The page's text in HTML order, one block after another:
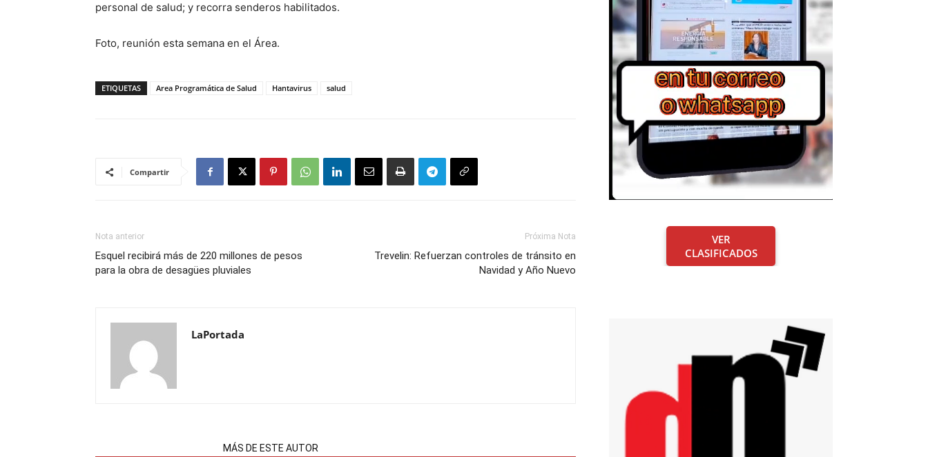
personal de salud; y recorra senderos habilitados.
Foto, reunión esta semana en el Área.
ETIQUETAS Area Programática de Salud Hantavirus salud
Compartir
Nota anterior
Esquel recibirá más de 220 millones de pesos
para la obra de desagües pluviales
Próxima Nota
Trevelin: Refuerzan controles de tránsito en
Navidad y Año Nuevo
LaPortada
MÁS DE ESTE AUTOR
VER
CLASIFICADOS